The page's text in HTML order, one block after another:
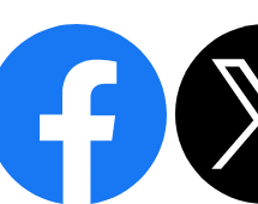
FSGカレッジリーグについて
FSGが選ばれる理由
学費
保護者の皆様へ